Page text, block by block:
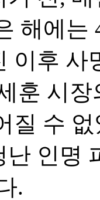
해에
이후 사
훈 시
질 수
인명
.